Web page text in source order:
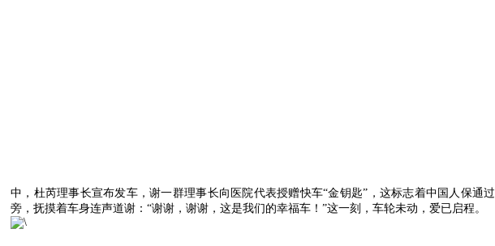
中，杜芮理事长宣布发车，谢一群理事长向医院代表授赠快车“金钥匙”，这标志着中国人保
旁，抚摸着车身连声道谢：“谢谢，谢谢，这是我们的幸福车！”这一刻，车轮未动，爱已启程。